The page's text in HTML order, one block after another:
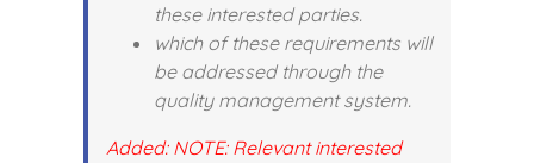
these interested parties.
which of these requirements will
be addressed through the
quality management system.
Added: NOTE: Relevant interested